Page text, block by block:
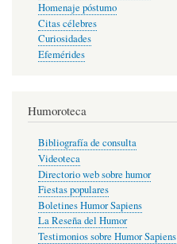
Homenaje póstumo
Citas célebres
Curiosidades
Efemérides
Humoroteca
Bibliografía de consulta
Videoteca
Directorio web sobre humor
Fiestas populares
Boletines Humor Sapiens
La Reseña del Humor
Testimonios sobre Humor Sapiens